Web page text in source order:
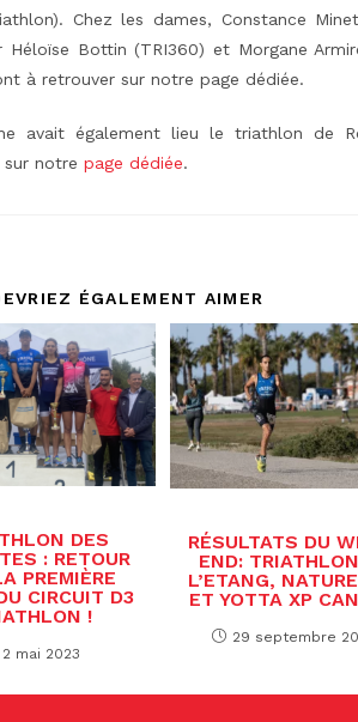
Chez les dames, Constance
Héloïse Bottin (TRI360) et Morgane
à retrouver sur notre page dédiée.
avait également lieu le triathlon de
sur notre page dédiée.
ÉGALEMENT AIMER
DES
: RETOUR
PREMIÈRE
CIRCUIT D3
!
2 mai 2023
RÉSULTATS DU
END:
L’ETANG,
ET YOTTA XP
29 septembre